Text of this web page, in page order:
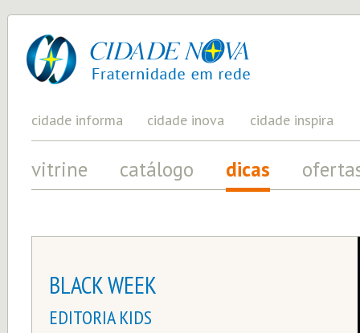
cidade
nova
UM
PROJETO
PELA
FRATERNIDADE
cidade informa cidade inova cidade inspira
vitrine catálogo dicas
BLACK WEEK
EDITORIA KIDS